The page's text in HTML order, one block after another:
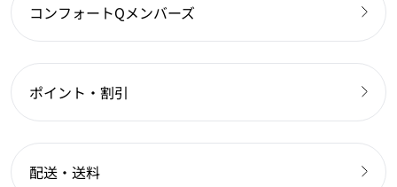
コンフォートQメンバーズ
ポイント・割引
配送・送料